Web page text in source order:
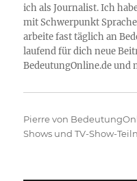
ich als Journalist. Ich
mit Schwerpunkt
arbeite fast täglich an
laufend für dich neue
BedeutungOnline.de
Autor
Pierre von
Shows und TV-Show-